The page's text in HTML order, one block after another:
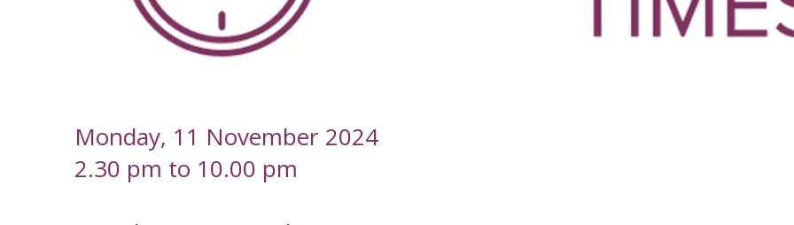
Monday, 11 November 2024
2.30 pm to 10.00 pm